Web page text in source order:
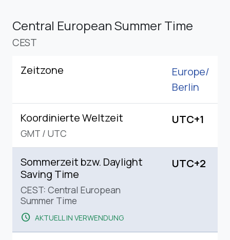
Central European Summer Time
CEST
Zeitzone
Europe/
Berlin
Koordinierte Weltzeit
GMT / UTC
UTC+1
Sommerzeit bzw. Daylight
Saving Time
CEST: Central European
Summer Time
schedule AKTUELL IN VERWENDUNG
UTC+2